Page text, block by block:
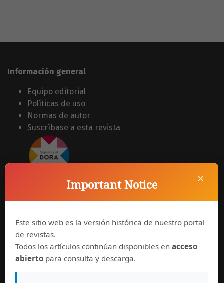
Información general
Equipo editorial
Políticas de uso
Normas de autor
Suscríbase a esta revista
×
Important Notice
Este sitio web es la versión histórica de nuestro portal
de revistas.
Todos los artículos continúan disponibles enacceso
abierto para consulta y descarga.